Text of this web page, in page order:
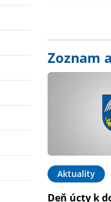
Zoznam
Aktuality
Deň úcty k